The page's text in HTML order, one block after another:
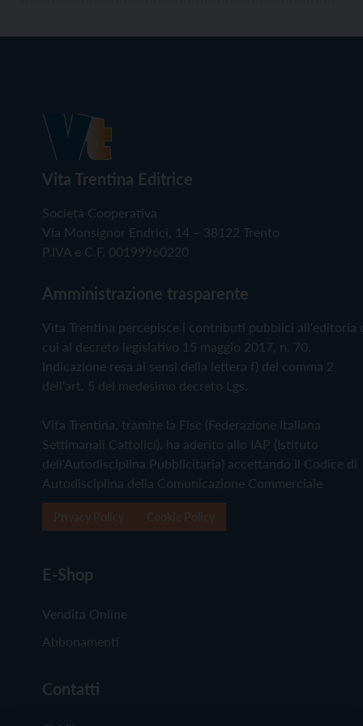
Vita Trentina Editrice
Società Cooperativa
Via Monsignor Endrici, 14 – 38122 Trento
P.IVA e C.F. 00199960220
Amministrazione trasparente
Vita Trentina percepisce i contributi pubblici all'editoria
cui al decreto legislativo 15 maggio 2017, n. 70.
Indicazione resa ai sensi della lettera f) del comma 2
dell'art. 5 del medesimo decreto Lgs.
Vita Trentina, tramite la Fisc (Federazione Italiana
Settimanali Cattolici), ha aderito allo IAP (Istituto
dell'Autodisciplina Pubblicitaria) accettando il Codice di
Autodisciplina della Comunicazione Commerciale
E-Shop
Vendita Online
Abbonamenti
Contatti